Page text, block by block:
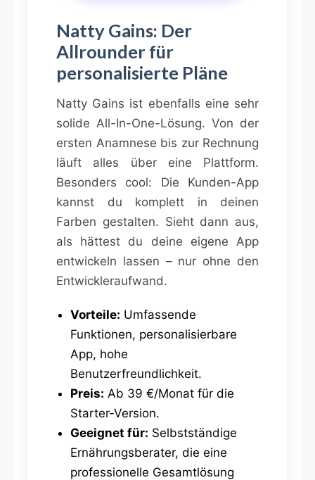
Natty Gains: Der
Allrounder für
personalisierte Pläne
Natty Gains ist ebenfalls eine sehr
solide All-In-One-Lösung. Von der
ersten Anamnese bis zur Rechnung
läuft alles über eine Plattform.
Besonders cool: Die Kunden-App
kannst du komplett in deinen
Farben gestalten. Sieht dann aus,
als hättest du deine eigene App
entwickeln lassen – nur ohne den
Entwickleraufwand.
Vorteile: Umfassende
Funktionen, personalisierbare
App, hohe
Benutzerfreundlichkeit.
Preis: Ab 39 €/Monat für die
Starter-Version.
Geeignet für: Selbstständige
Ernährungsberater, die eine
professionelle Gesamtlösung